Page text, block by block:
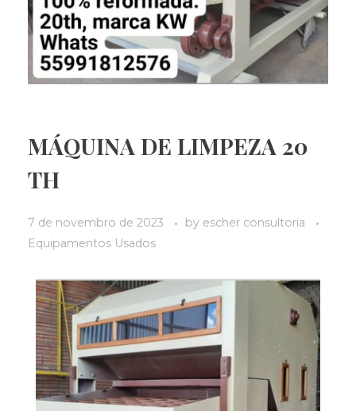
MÁQUINA DE LIMPEZA 20
TH
7 de novembro de 2023 by escher consultoria
Equipamentos Usados